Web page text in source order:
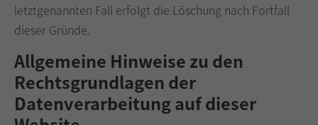
letztgenannten Fall erfolgt die Löschung nach Fortfall
dieser Gründe.
Allgemeine Hinweise zu den
Rechtsgrundlagen der
Datenverarbeitung auf dieser